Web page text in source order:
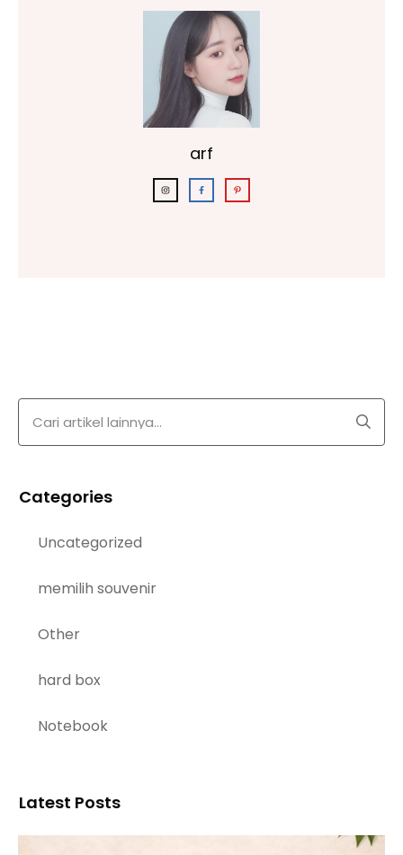
arf
Categories
Uncategorized
memilih souvenir
Other
hard box
Notebook
Latest Posts